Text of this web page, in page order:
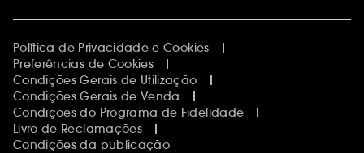
Política de Privacidade e Cookies
Preferências de Cookies
Condições Gerais de Utilização
Condições Gerais de Venda
Condições do Programa de Fidelidade
Livro de Reclamações
Condições da publicação